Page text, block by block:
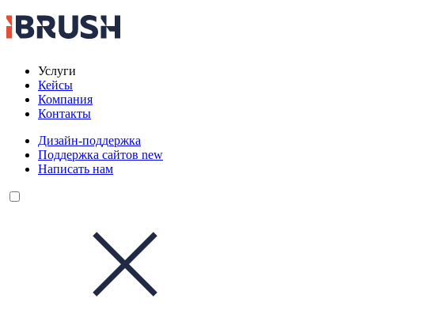
Услуги
Кейсы
Компания
Контакты
Дизайн-поддержка
Поддержка сайтов new
Написать нам